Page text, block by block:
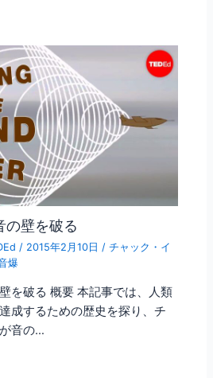
の壁を破る
/ 2015年2月10日 /チャック・イ
爆
を破る 概要 本記事では、人類
成するための歴史を探り、チ
音の…